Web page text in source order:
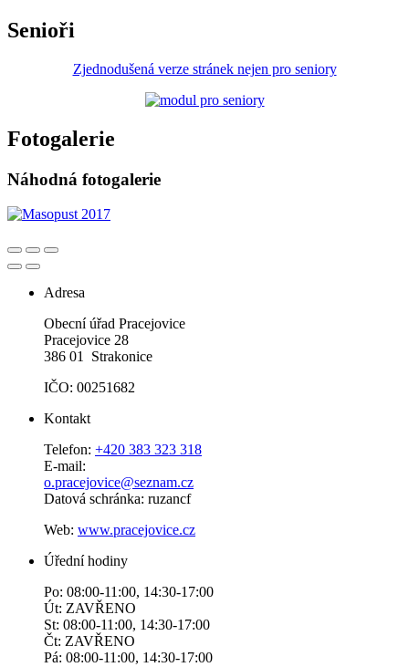
Senioři
Zjednodušená verze stránek nejen pro seniory
Fotogalerie
Náhodná fotogalerie
Adresa
Obecní úřad Pracejovice
Pracejovice 28
386 01 Strakonice
IČO: 00251682
Kontakt
Telefon: +420 383 323 318
E-mail:
o.pracejovice@seznam.cz
Datová schránka: ruzancf
Web: www.pracejovice.cz
Úřední hodiny
Po: 08:00-11:00, 14:30-17:00
Út: ZAVŘENO
St: 08:00-11:00, 14:30-17:00
Čt: ZAVŘENO
Pá: 08:00-11:00, 14:30-17:00